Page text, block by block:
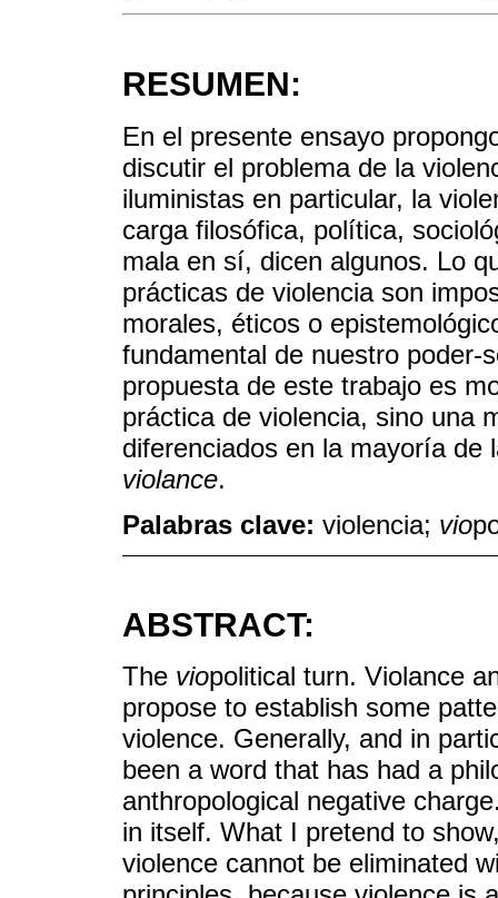
RESUMEN:
En el presente ensayo
discutir el problema de la
iluministas en particular, la
carga filosófica, política,
mala en sí, dicen algunos. Lo
prácticas de violencia son
morales, éticos o
fundamental de nuestro poder-
propuesta de este trabajo es
práctica de violencia, sino una
diferenciados en la mayoría de
violance.
Palabras clave: violencia; vio
ABSTRACT:
The viopolitical turn. Violance
propose to establish some
violence. Generally, and in
been a word that has had a
anthropological negative
in itself. What I pretend to
violence cannot be eliminated